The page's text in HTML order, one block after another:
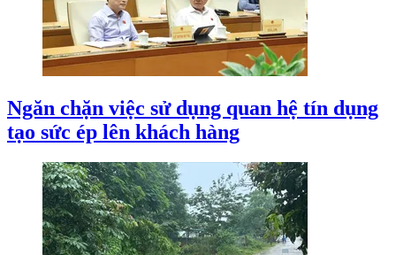
Ngăn chặn việc sử dụng quan hệ tín dụng
tạo sức ép lên khách hàng